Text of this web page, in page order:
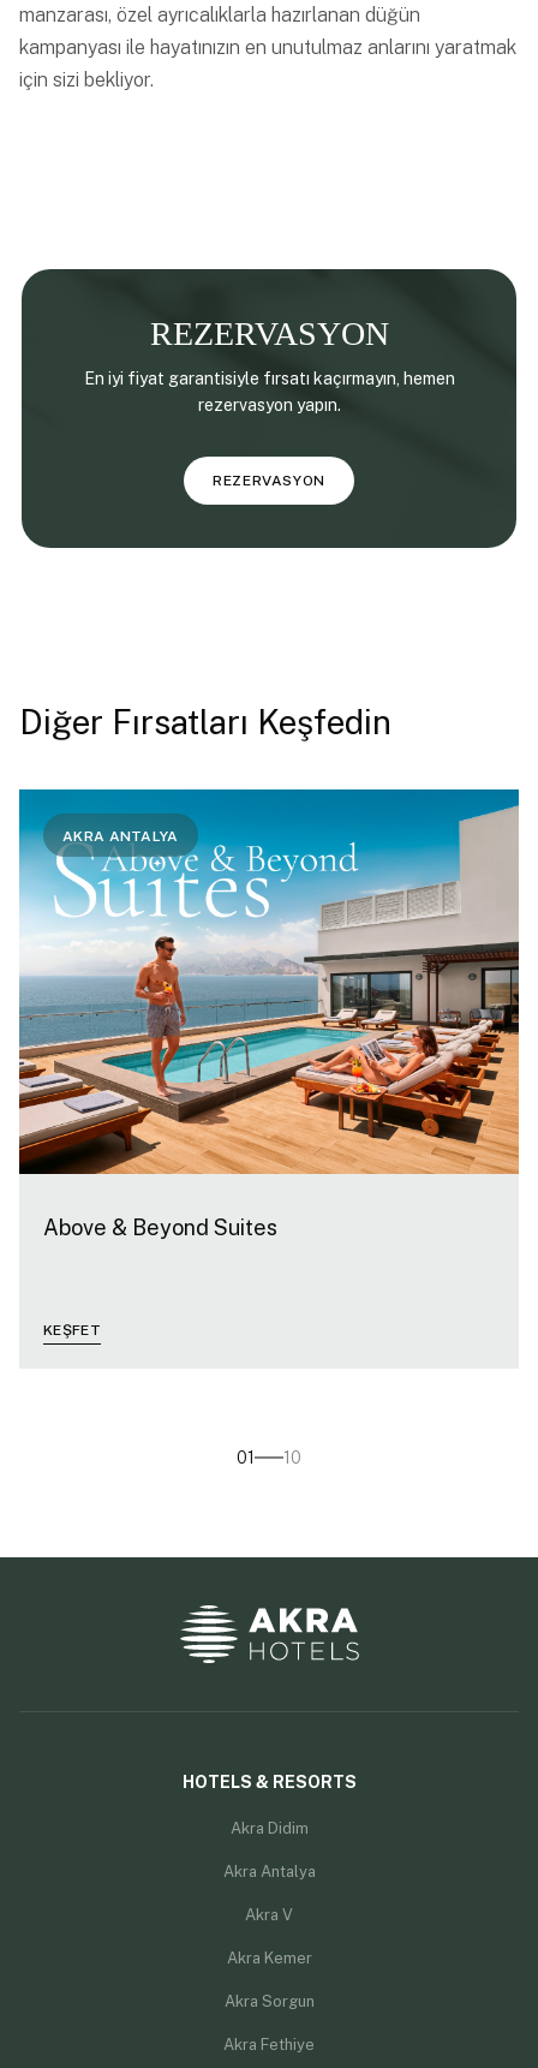
manzarası, özel ayrıcalıklarla hazırlanan düğün
kampanyası ile hayatınızın en unutulmaz anlarını yaratmak
için sizi bekliyor.
REZERVASYON
En iyi fiyat garantisiyle fırsatı kaçırmayın, hemen
rezervasyon yapın.
REZERVASYON
Diğer Fırsatları Keşfedin
Above & Beyond Suites
KEŞFET
AKRA ANTALYA
01 10
HOTELS & RESORTS
Akra Didim
Akra Antalya
Akra V
Akra Kemer
Akra Sorgun
Akra Fethiye